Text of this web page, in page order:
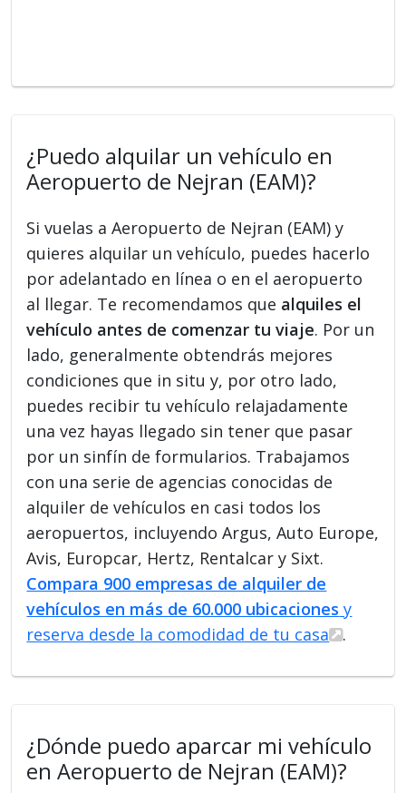
¿Puedo alquilar un vehículo en
Aeropuerto de Nejran (EAM)?
Si vuelas a Aeropuerto de Nejran (EAM) y
quieres alquilar un vehículo, puedes hacerlo
por adelantado en línea o en el aeropuerto
al llegar. Te recomendamos que alquiles el
vehículo antes de comenzar tu viaje. Por un
lado, generalmente obtendrás mejores
condiciones que in situ y, por otro lado,
puedes recibir tu vehículo relajadamente
una vez hayas llegado sin tener que pasar
por un sinfín de formularios. Trabajamos
con una serie de agencias conocidas de
alquiler de vehículos en casi todos los
aeropuertos, incluyendo Argus, Auto Europe,
Avis, Europcar, Hertz, Rentalcar y Sixt.
Compara 900 empresas de alquiler de
vehículos en más de 60.000 ubicaciones y
reserva desde la comodidad de tu casa
.
¿Dónde puedo aparcar mi vehículo
en Aeropuerto de Nejran (EAM)?